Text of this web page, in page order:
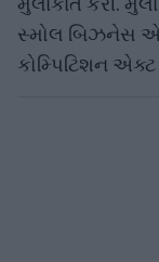
સ્મોલ બિઝનેસ
કોમ્પિટિશન